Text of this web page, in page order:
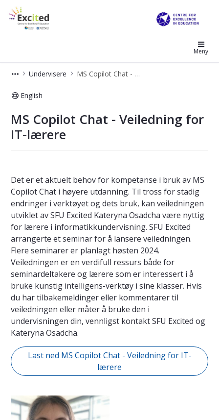
Meny
Undervisere MS Copilot Chat - Veiledning for IT-laerere
English
MS Copilot Chat - Veiledning for IT-
MS Copilot Chat - Veiledning for
IT-lærere
Det er et aktuelt behov for kompetanse i bruk av MS
Copilot Chat i høyere utdanning. Til tross for stadig
endringer i verktøyet og dets bruk, kan veiledningen
utviklet av SFU Excited Kateryna Osadcha være nyttig
for lærere i informatikkundervisning. SFU Excited
arrangerte et seminar for å lansere veiledningen.
Flere seminarer er planlagt høsten 2024.
Veiledningen er en verdifull ressurs både for
seminardeltakere og lærere som er interessert i å
bruke kunstig intelligens-verktøy i sine klasser. Hvis
du har tilbakemeldinger eller kommentarer til
veiledningen eller måter å bruke den i
undervisningen din, vennligst kontakt SFU Excited og
Kateryna Osadcha.
Last ned MS Copilot Chat - Veiledning for IT-
lærere